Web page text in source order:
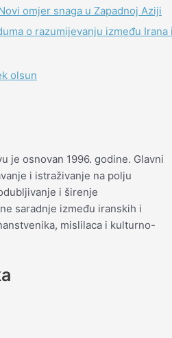
omjer snaga u Zapadnoj Aziji
o razumijevanju između Irana
olsun
je osnovan 1996. godine. Glavni
i istraživanje na polju
i širenje
saradnje između iranskih i
mislilaca i kulturno-